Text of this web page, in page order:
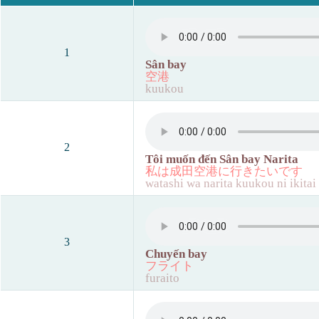
1
Sân bay
空港
kuukou
2
Tôi muốn đến Sân bay Narita
私は成田空港に行きたいです
watashi wa narita kuukou ni ikitai
3
Chuyến bay
フライト
furaito